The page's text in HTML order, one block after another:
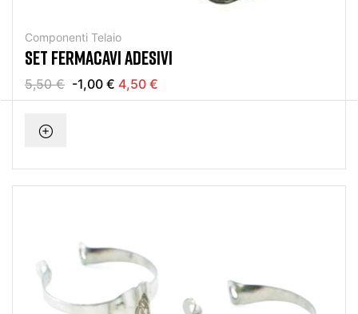
Componenti Telaio
SET FERMACAVI ADESIVI
5,50 € -1,00 € 4,50 €